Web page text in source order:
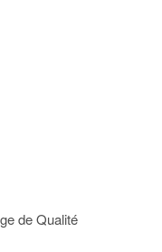
de Qualité